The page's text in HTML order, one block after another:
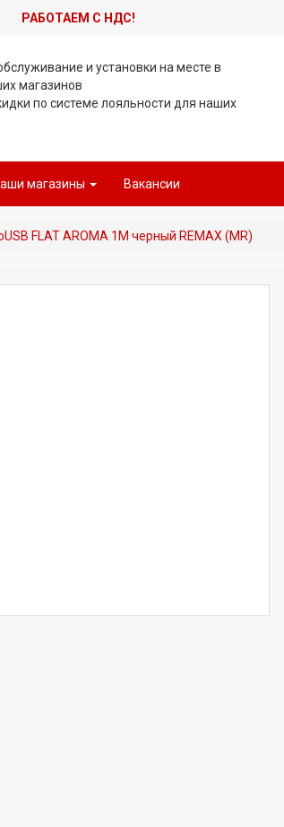
РАБОТАЕМ С НДС!
и установки на месте в
магазинов
по системе лояльности для наших
магазины Вакансии
FLAT AROMA 1М черный REMAX (MR)